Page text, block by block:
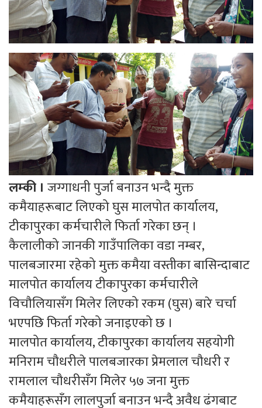
लम्की । जग्गाधनी पुर्जा बनाउन भन्दै मुक्त
कमैयाहरूबाट लिएको घुस मालपोत कार्यालय,
टीकापुरका कर्मचारीले फिर्ता गरेका छन् ।
कैलालीको जानकी गाउँपालिका वडा नम्बर,
पालबजारमा रहेको मुक्त कमैया वस्तीका बासिन्दाबाट
मालपोत कार्यालय टीकापुरका कर्मचारीले
विचौलियासँग मिलेर लिएको रकम (घुस) बारे चर्चा
भएपछि फिर्ता गरेको जनाइएको छ ।
मालपोत कार्यालय, टीकापुरका कार्यालय सहयोगी
मनिराम चौधरीले पालबजारका प्रेमलाल चौधरी र
रामलाल चौधरीसँग मिलेर ५७ जना मुक्त
कमैयाहरूसँग लालपुर्जा बनाउन भन्दै अवैध ढंगबाट